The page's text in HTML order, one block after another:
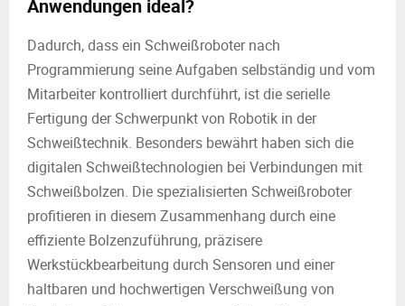
Anwendungen ideal?
Dadurch, dass ein Schweißroboter nach
Programmierung seine Aufgaben selbständig und vom
Mitarbeiter kontrolliert durchführt, ist die serielle
Fertigung der Schwerpunkt von Robotik in der
Schweißtechnik. Besonders bewährt haben sich die
digitalen Schweißtechnologien bei Verbindungen mit
Schweißbolzen. Die spezialisierten Schweißroboter
profitieren in diesem Zusammenhang durch eine
effiziente Bolzenzuführung, präzisere
Werkstückbearbeitung durch Sensoren und einer
haltbaren und hochwertigen Verschweißung von